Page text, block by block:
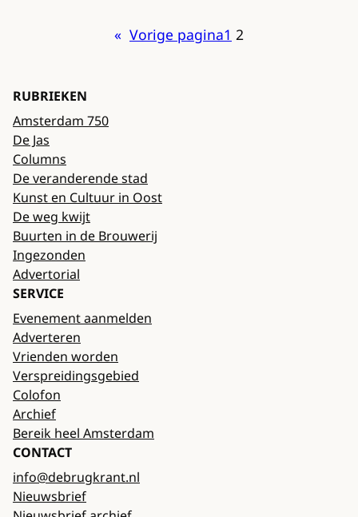
« Vorige pagina1 2
RUBRIEKEN
Amsterdam 750
De Jas
Columns
De veranderende stad
Kunst en Cultuur in Oost
De weg kwijt
Buurten in de Brouwerij
Ingezonden
Advertorial
SERVICE
Evenement aanmelden
Adverteren
Vrienden worden
Verspreidingsgebied
Colofon
Archief
Bereik heel Amsterdam
CONTACT
info@debrugkrant.nl
Nieuwsbrief